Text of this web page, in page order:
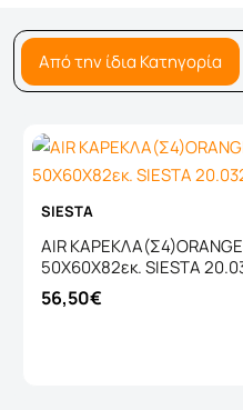
Από την ίδια Κατηγορία
SIESTA
AIR
50X60X82εκ. SIESTA
56,50€